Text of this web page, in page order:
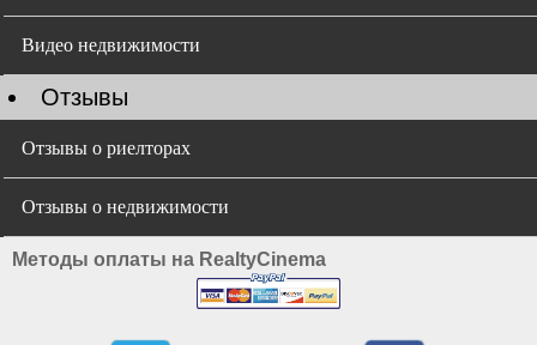
Видео недвижимости
Отзывы
Отзывы о риелторах
Отзывы о недвижимости
Методы оплаты на RealtyCinema